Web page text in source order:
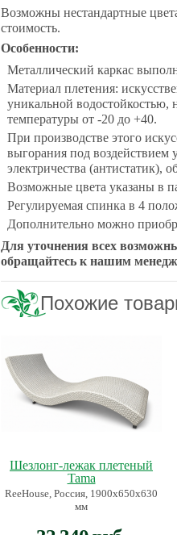
Возможны нестандартные
стоимость.
Особенности:
Металлический каркас
Материал плетения:
уникальной водостойкостью,
температуры от -20 до +40.
При производстве этого
выгорания под воздействием
электричества (антистатик),
Возможные цвета указаны в
Регулируемая спинка в 4
Дополнительно можно
Для уточнения всех
обращайтесь к нашим
Похожие
Шезлонг-лежак плетеный
Tama
ReeHouse, Россия, 1900х650х630
мм